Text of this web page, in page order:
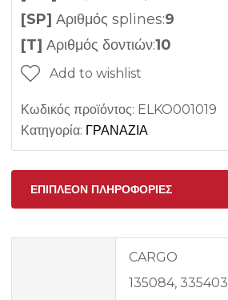
[SP] Αριθμός splines:9
[T] Αριθμός δοντιών:10
Add to wishlist
Κωδικός προϊόντος: ELKO001019
Κατηγορία: ΓΡΑΝΑΖΙΑ
ΕΠΙΠΛΈΟΝ ΠΛΗΡΟΦΟΡΊΕΣ
CARGO
135084, 335403